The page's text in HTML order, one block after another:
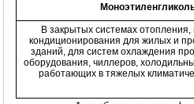
В закрытых системах
кондиционирования для жилых и
зданий, для систем охлаждения
оборудования, чиллеров,
работающих в тяжелых